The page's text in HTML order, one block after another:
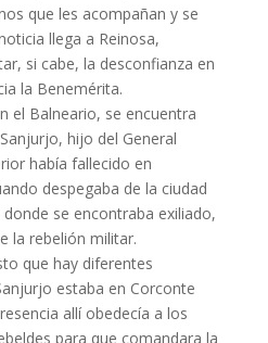
que les acompañan y se
llega a Reinosa,
si cabe, la desconfianza en
la Benemérita.
el Balneario, se encuentra
hijo del General
había fallecido en
despegaba de la ciudad
se encontraba exiliado,
la rebelión militar.
que hay diferentes
estaba en Corconte
allí obedecía a los
para que comandara la